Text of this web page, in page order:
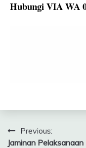
Hubungi VIA WA
Navigasi
Previous:
Jaminan Pelaksanaan